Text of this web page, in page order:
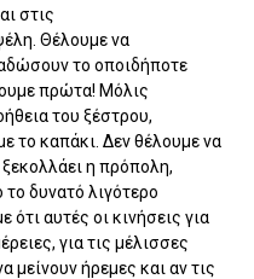
στις
Θέλουμε να
το οποιδήποτε
πρώτα! Μόλις
του ξέστρου,
το καπάκι. Δεν θέλουμε να
η πρόπολη,
δυνατό λιγότερο
αυτές οι κινήσεις για
για τις μέλισσες
μείνουν ήρεμες και αν τις